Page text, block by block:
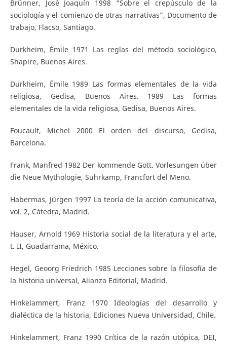
Brünner, José Joaquín 1998 “Sobre el crepúsculo de la
sociología y el comienzo de otras narrativas”, Documento de
trabajo, Flacso, Santiago.
Durkheim, Émile 1971 Las reglas del método sociológico,
Shapire, Buenos Aires.
Durkheim, Émile 1989 Las formas elementales de la vida
religiosa, Gedisa, Buenos Aires. 1989 Las formas
elementales de la vida religiosa, Gedisa, Buenos Aires.
Foucault, Michel 2000 El orden del discurso, Gedisa,
Barcelona.
Frank, Manfred 1982 Der kommende Gott. Vorlesungen über
die Neue Mythologie, Suhrkamp, Francfort del Meno.
Habermas, Jürgen 1997 La teoría de la acción comunicativa,
vol. 2, Cátedra, Madrid.
Hauser, Arnold 1969 Historia social de la literatura y el arte,
t. II, Guadarrama, México.
Hegel, Geoorg Friedrich 1985 Lecciones sobre la filosofía de
la historia universal, Alianza Editorial, Madrid.
Hinkelammert, Franz 1970 Ideologías del desarrollo y
dialéctica de la historia, Ediciones Nueva Universidad, Chile.
Hinkelammert, Franz 1990 Crítica de la razón utópica, DEI,